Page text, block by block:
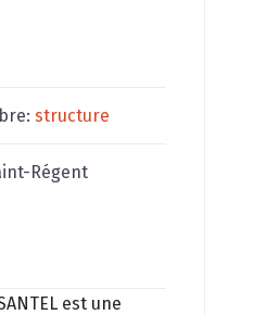
structure
Régent
est une